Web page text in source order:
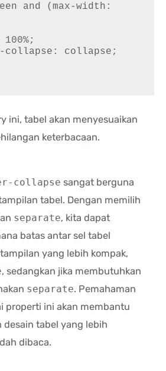
ini, tabel akan menyesuaikan
keterbacaan.
collapse sangat berguna
tabel. Dengan memilih
separate, kita dapat
batas antar sel tabel
yang lebih kompak,
, sedangkan jika membutuhkan
separate. Pemahaman
properti ini akan membantu
tabel yang lebih
dibaca.